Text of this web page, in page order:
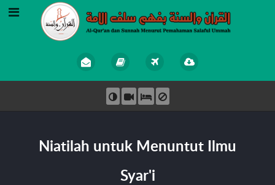
Niatilah untuk Menuntut Ilmu
Syar'i